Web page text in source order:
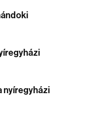
nyíregyházi